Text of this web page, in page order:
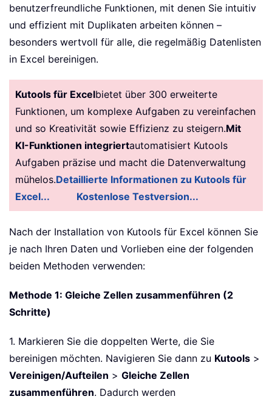
benutzerfreundliche Funktionen, mit denen Sie intuitiv
und effizient mit Duplikaten arbeiten können –
besonders wertvoll für alle, die regelmäßig Datenlisten
in Excel bereinigen.
Kutools für Excelbietet über 300 erweiterte
Funktionen, um komplexe Aufgaben zu vereinfachen
und so Kreativität sowie Effizienz zu steigern.Mit
KI-Funktionen integriertautomatisiert Kutools
Aufgaben präzise und macht die Datenverwaltung
mühelos.Detaillierte Informationen zu Kutools für
Excel...
Kostenlose Testversion...
Nach der Installation von Kutools für Excel können Sie
je nach Ihren Daten und Vorlieben eine der folgenden
beiden Methoden verwenden:
Methode 1: Gleiche Zellen zusammenführen (2
Schritte)
1. Markieren Sie die doppelten Werte, die Sie
bereinigen möchten. Navigieren Sie dann zu Kutools >
Vereinigen/Aufteilen > Gleiche Zellen
zusammenführen. Dadurch werden